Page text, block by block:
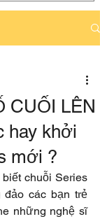
CUỐI LÊN
hay khởi
mới ?
đảo các bạn trẻ
những nghệ sĩ